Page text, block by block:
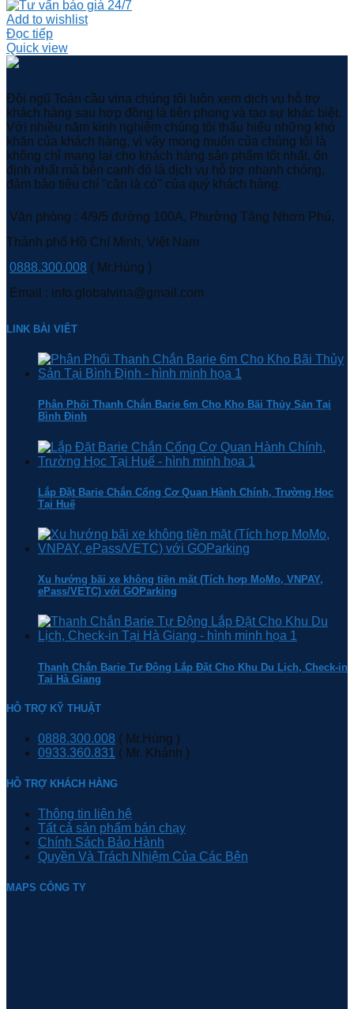
Add to wishlist
Đọc tiếp
Quick view
Đội ngũ Toàn cầu vina chúng tôi luôn xem dịch vụ hỗ trợ
khách hàng sau hợp đồng là tiên phong và tạo sự khác biệt.
Với nhiều năm kinh nghiệm chúng tôi thấu hiểu những khó
khăn của khách hàng, vì vậy mong muốn của chúng tôi là
không chỉ mang lại cho khách hàng sản phẩm tốt nhất, ổn
định nhất mà bên cạnh đó là dịch vụ hỗ trợ nhanh chóng,
đảm bảo tiêu chí "cần là có" của quý khách hàng.
Văn phòng : 4/9/5 đường 100A, Phường Tăng Nhơn Phú,
Thành phố Hồ Chí Minh, Việt Nam
0888.300.008 ( Mr.Hùng )
Email : info.globalvina@gmail.com
LINK BÀI VIÊT
Phân Phối Thanh Chắn Barie 6m Cho Kho Bãi Thủy Sản Tại
Bình Định
Lắp Đặt Barie Chắn Cổng Cơ Quan Hành Chính, Trường Học
Tại Huế
Xu hướng bãi xe không tiền mặt (Tích hợp MoMo, VNPAY,
ePass/VETC) với GOParking
Thanh Chắn Barie Tự Động Lắp Đặt Cho Khu Du Lịch, Check-in
Tại Hà Giang
HỖ TRỢ KỸ THUẬT
0888.300.008 ( Mr.Hùng )
0933.360.831 ( Mr. Khánh )
HỖ TRỢ KHÁCH HÀNG
Thông tin liên hệ
Tất cả sản phẩm bán chạy
Chính Sách Bảo Hành
Quyền Và Trách Nhiệm Của Các Bên
MAPS CÔNG TY